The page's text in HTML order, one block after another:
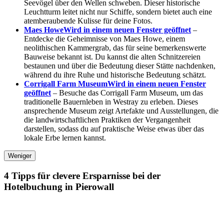
Seevögel über den Wellen schweben. Dieser historische
Leuchtturm leitet nicht nur Schiffe, sondern bietet auch eine
atemberaubende Kulisse für deine Fotos.
Maes HoweWird in einem neuen Fenster geöffnet –
Entdecke die Geheimnisse von Maes Howe, einem
neolithischen Kammergrab, das für seine bemerkenswerte
Bauweise bekannt ist. Du kannst die alten Schnitzereien
bestaunen und über die Bedeutung dieser Stätte nachdenken,
während du ihre Ruhe und historische Bedeutung schätzt.
Corrigall Farm MuseumWird in einem neuen Fenster
geöffnet – Besuche das Corrigall Farm Museum, um das
traditionelle Bauernleben in Westray zu erleben. Dieses
ansprechende Museum zeigt Artefakte und Ausstellungen, die
die landwirtschaftlichen Praktiken der Vergangenheit
darstellen, sodass du auf praktische Weise etwas über das
lokale Erbe lernen kannst.
Weniger
4 Tipps für clevere Ersparnisse bei der
Hotelbuchung in Pierowall